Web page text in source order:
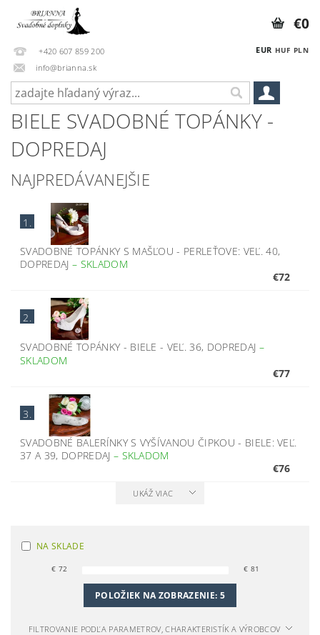
+420 607 859 200
info@brianna.sk
EUR HUF PLN
€0
BIELE SVADOBNÉ TOPÁNKY -
DOPREDAJ
NAJPREDÁVANEJŠIE
1.
SVADOBNÉ TOPÁNKY S MAŠĽOU - PERLEŤOVE: VEĽ. 40,
DOPREDAJ– SKLADOM
€72
2.
SVADOBNÉ TOPÁNKY - BIELE - VEĽ. 36, DOPREDAJ –
SKLADOM
€77
3.
SVADOBNÉ BALERÍNKY S VYŠÍVANOU ČIPKOU - BIELE: VEĽ.
37 A 39, DOPREDAJ – SKLADOM
€76
UKÁŽ VIAC
NA SKLADE
€ 72 € 81
POLOŽIEK NA ZOBRAZENIE: 5
FILTROVANIE PODĽA PARAMETROV, CHARAKTERISTÍK A VÝROBCOV